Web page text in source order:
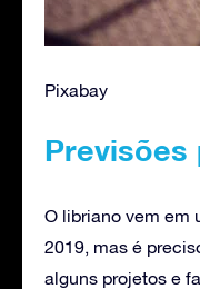
Pixabay
Previsões
O libriano vem em
2019, mas é
alguns projetos e